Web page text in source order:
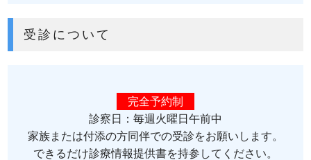
受診について
完全予約制
診察日：毎週火曜日午前中
家族または付添の方同伴での受診をお願いします。
できるだけ診療情報提供書を持参してください。